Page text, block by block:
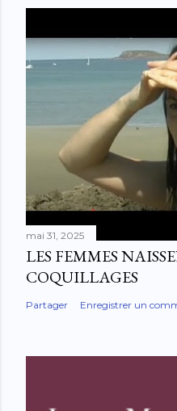
mai 31, 2025
LES FEMMES
COQUILLAGES
Partager Enregistrer un